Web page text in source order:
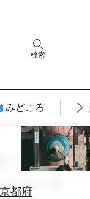
検索
みどころ
京都府
× サステ
ー × ナ